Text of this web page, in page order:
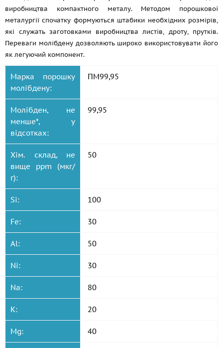
виробництва компактного металу. Методом порошкової
металургії спочатку формуються штабики необхідних розмірів,
які служать заготовками виробництва листів, дроту, прутків.
Переваги молібдену дозволяють широко використовувати його
як легуючий компонент.
Марка порошку
молібдену:
ПМ99,95
Молібден, не
менше*, у
відсотках:
99,95
Хім. склад, не
вище ppm (мкг/
г):
50
Si: 100
Fe: 30
Al: 50
Ni: 30
Na: 80
K: 20
Mg: 40